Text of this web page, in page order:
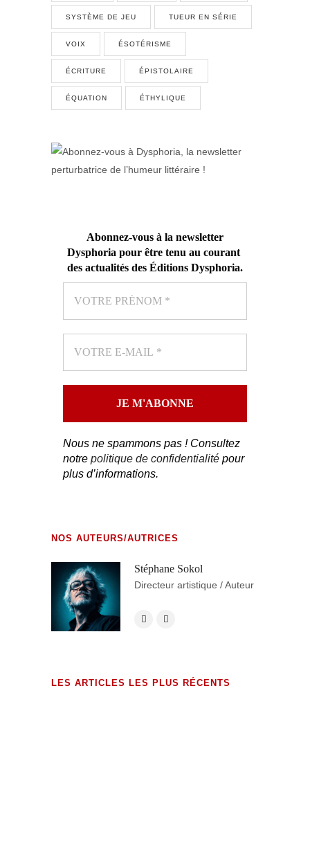
SYSTÈME DE JEU TUEUR EN SÉRIE
VOIX ÉSOTÉRISME
ÉCRITURE ÉPISTOLAIRE
ÉQUATION ÉTHYLIQUE
Abonnez-vous à la newsletter
Dysphoria pour être tenu au courant
des actualités des Éditions Dysphoria.
Nous ne spammons pas ! Consultez
notre politique de confidentialité pour
plus d’informations.
NOS AUTEURS/AUTRICES
Stéphane Sokol
Directeur artistique / Auteur
LES ARTICLES LES PLUS RÉCENTS